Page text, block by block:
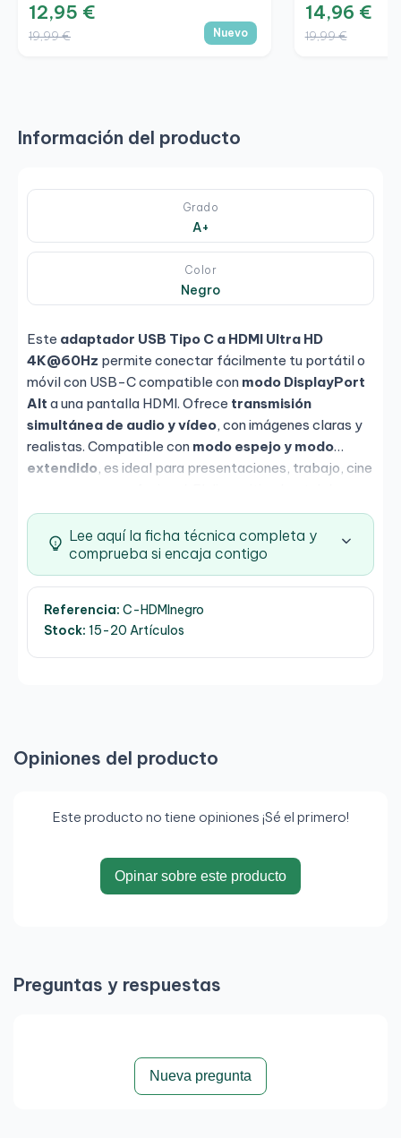
12,95 €
19,99 € Nuevo
14,96 €
19,99 €
Información del producto
Grado
A+
Color
Negro
Este adaptador USB Tipo C a HDMI Ultra HD
4K@60Hz permite conectar fácilmente tu portátil o
móvil con USB-C compatible con modo DisplayPort
Alt a una pantalla HDMI. Ofrece transmisión
simultánea de audio y vídeo, con imágenes claras y
realistas. Compatible con modo espejo y modo
extendido, es ideal para presentaciones, trabajo, cine
compatible con salida de vídeo por USB-C.
Lee aquí la ficha técnica completa y
comprueba si encaja contigo
Referencia: C-HDMInegro
Stock: 15-20 Artículos
Opiniones del producto
Este producto no tiene opiniones ¡Sé el primero!
Opinar sobre este producto
Preguntas y respuestas
Nueva pregunta